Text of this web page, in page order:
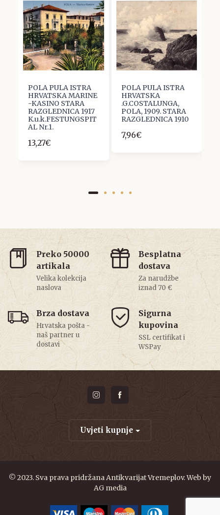
POLA PULA ISTRA
HRVATSKA MARINE
-KASINO STARA
RAZGLEDNICA 1917
K.u.k.FESTUNGSPIT
AL Nr.1.
13,27€
POLA PULA ISTRA
HRVATSKA
.G.COSTALUNGA,
POLA, 1909. STARA
RAZGLEDNICA 1910
7,96€
Preko 50000
artikala
Velika kolekcija
naslova
Besplatna
dostava
Za narudžbe
iznad 70 €
Brza dostava
Hrvatska pošta -
naš partner u
dostavi
Sigurna
kupovina
SSL certifikat i
WSPay
Uvjeti kupnje
© 2023. Sva prava pridržana Antikvarijat Vremeplov. Web by
AG media